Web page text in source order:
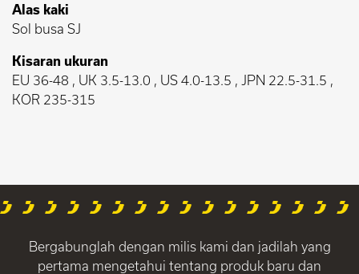
Alas kaki
Sol busa SJ
Kisaran ukuran
EU 36-48 , UK 3.5-13.0 , US 4.0-13.5 , JPN 22.5-31.5 ,
KOR 235-315
Bergabunglah dengan milis kami dan jadilah yang
pertama mengetahui tentang produk baru dan